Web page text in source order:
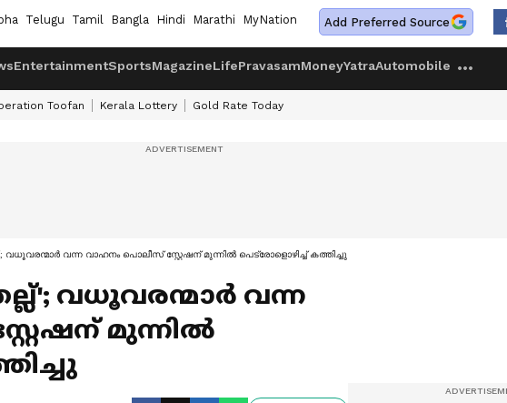
Telugu Tamil Bangla Hindi Marathi MyNation Add Preferred Source
EntertainmentSportsMagazineLifePravasamMoneyYatraAutomobile
Toofan Kerala Lottery Gold Rate Today
വന്ന വാഹനം പൊലീസ് സ്റ്റേഷന് മുന്നിൽ പെട്രോളൊഴിച്ച് കത്തിച്ചു
വധൂവരന്മാർ വന്ന
മുന്നിൽ